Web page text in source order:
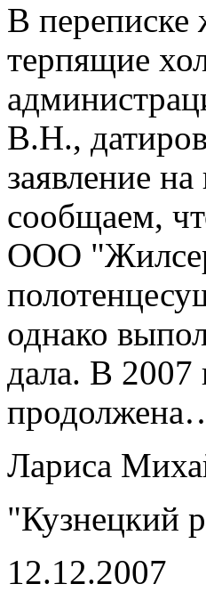
В переписке
терпящие
В.Н.,
заявление
сообщаем,
ООО
однако
дала. В 2007
Лариса
"Кузнецкий
12.12.2007